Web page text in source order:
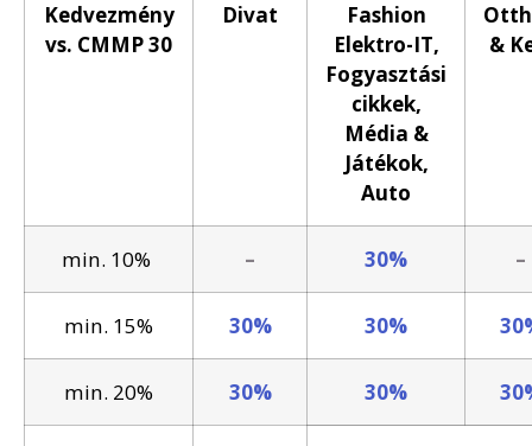
Kedvezmény
vs. CMMP 30
Divat
Fashion
Elektro-IT,
Fogyasztási
cikkek,
Média &
Játékok,
Auto
&
min. 10% – 30% –
min. 15% 30% 30%
min. 20% 30% 30%